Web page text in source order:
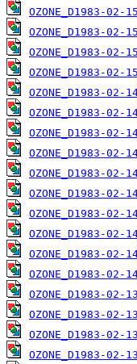
OZONE_D1983-02-
OZONE_D1983-02-
OZONE_D1983-02-
OZONE_D1983-02-
OZONE_D1983-02-
OZONE_D1983-02-
OZONE_D1983-02-
OZONE_D1983-02-
OZONE_D1983-02-
OZONE_D1983-02-
OZONE_D1983-02-
OZONE_D1983-02-
OZONE_D1983-02-
OZONE_D1983-02-
OZONE_D1983-02-
OZONE_D1983-02-
OZONE_D1983-02-
OZONE_D1983-02-